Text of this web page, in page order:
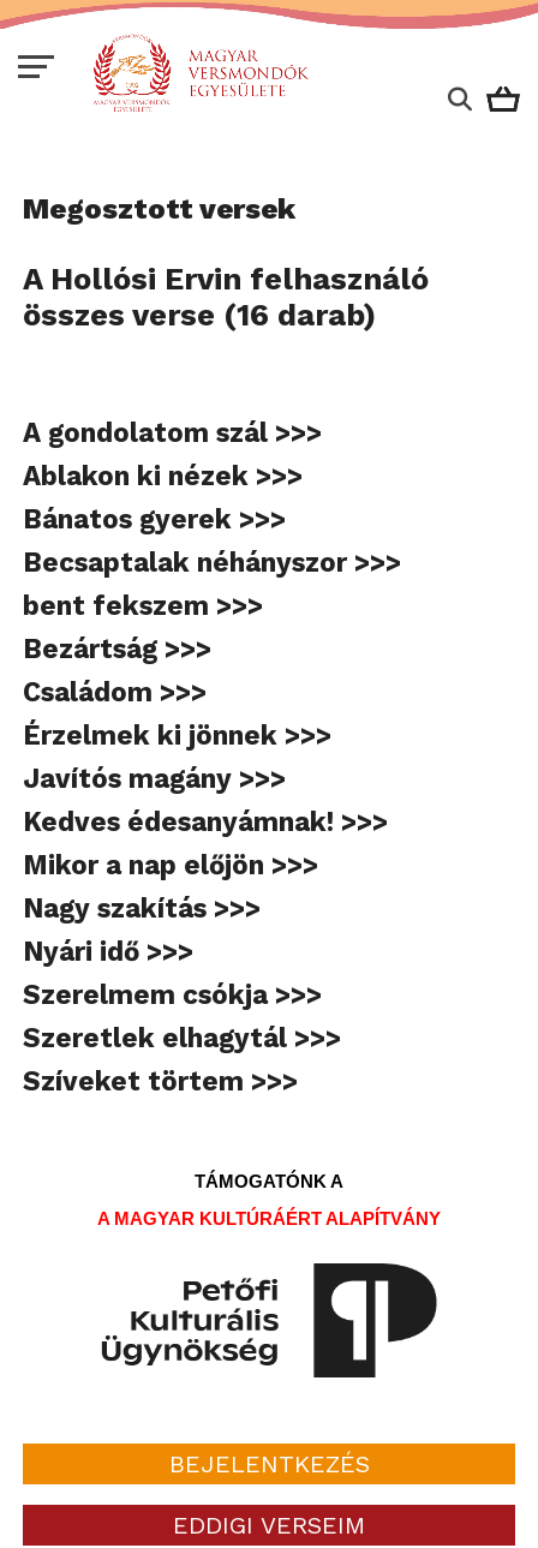
Megosztott versek
A Hollósi Ervin felhasználó
összes verse (16 darab)
A gondolatom szál >>>
Ablakon ki nézek >>>
Bánatos gyerek >>>
Becsaptalak néhányszor >>>
bent fekszem >>>
Bezártság >>>
Családom >>>
Érzelmek ki jönnek >>>
Javítós magány >>>
Kedves édesanyámnak! >>>
Mikor a nap előjön >>>
Nagy szakítás >>>
Nyári idő >>>
Szerelmem csókja >>>
Szeretlek elhagytál >>>
Szíveket törtem >>>
TÁMOGATÓNK A
A MAGYAR KULTÚRÁÉRT ALAPÍTVÁNY
BEJELENTKEZÉS
EDDIGI VERSEIM